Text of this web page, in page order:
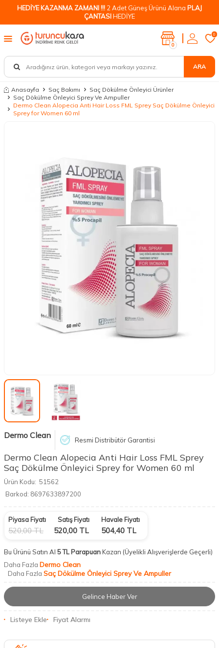
HEDİYE KAZANMA ZAMANI !!! 2 Adet Güneş Ürünü Alana PLAJ
ÇANTASIHEDİYE
ARA
0
0
Anasayfa Saç Bakımı
Saç Dökülme Önleyici Ürünler
Saç Dökülme Önleyici Sprey Ve Ampuller
Dermo Clean Alopecia Anti Hair Loss FML Sprey Saç Dökülme Önleyici
Sprey for Women 60 ml
Dermo Clean Resmi Distribütör Garantisi
Dermo Clean Alopecia Anti Hair Loss FML Sprey
Saç Dökülme Önleyici Sprey for Women 60 ml
Ürün Kodu: 51562
Barkod: 8697633897200
Piyasa Fiyatı
520,00TL
Satış Fiyatı
520,00 TL
Havale Fiyatı
504,40 TL
Bu Ürünü Satın Al 5 TL ParapuanKazan (Üyelikli Alışverişlerde Geçerli)
Daha Fazla Dermo Clean
Daha Fazla Saç Dökülme Önleyici Sprey Ve Ampuller
Gelince Haber Ver
Listeye Ekle Fiyat Alarmı